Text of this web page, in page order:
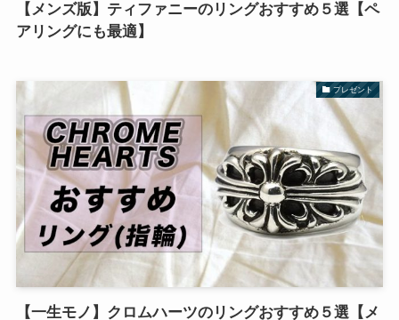
【メンズ版】ティファニーのリングおすすめ５選【ペ
アリングにも最適】
プレゼント
【一生モノ】クロムハーツのリングおすすめ５選【メ